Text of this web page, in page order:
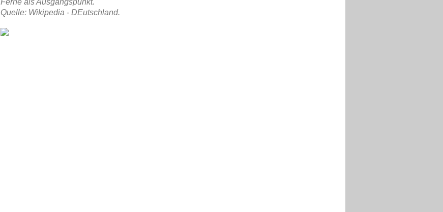
Quelle: Wikipedia - DEutschland.